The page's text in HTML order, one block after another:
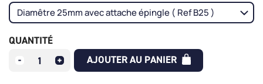
QUANTITÉ
AJOUTER AU PANIER